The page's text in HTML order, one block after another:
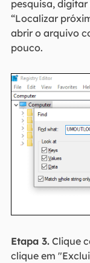
pesquisa,
“Localizar
abrir o arquivo
pouco.
Etapa 3.Clique
clique em